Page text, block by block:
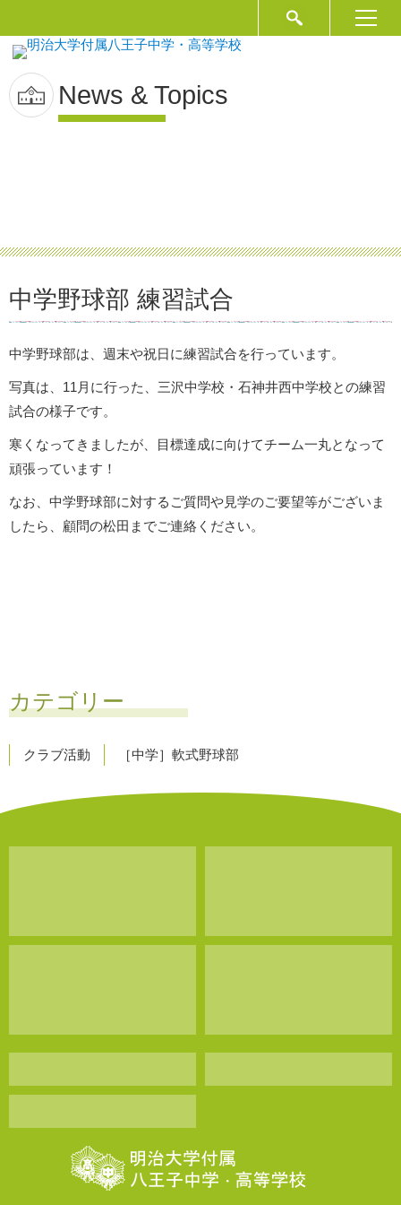
News & Topics
中学野球部 練習試合
中学野球部は、週末や祝日に練習試合を行っています。
写真は、11月に行った、三沢中学校・石神井西中学校との練習
試合の様子です。
寒くなってきましたが、目標達成に向けてチーム一丸となって
頑張っています！
なお、中学野球部に対するご質問や見学のご要望等がございま
したら、顧問の松田までご連絡ください。
カテゴリー
クラブ活動 ［中学］軟式野球部